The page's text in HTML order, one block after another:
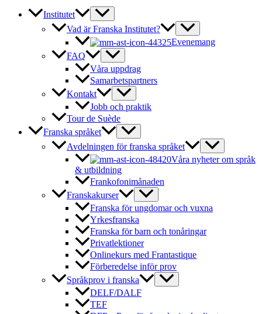
Institutet
Vad är Franska Institutet?
Evenemang
FAQ
Våra uppdrag
Samarbetspartners
Kontakt
Jobb och praktik
Tour de Suède
Franska språket
Avdelningen för franska språket
Våra nyheter om språk
& utbildning
Frankofonimånaden
Franskakurser
Franska för ungdomar och vuxna
Yrkesfranska
Franska för barn och tonåringar
Privatlektioner
Onlinekurs med Frantastique
Förberedelse inför prov
Språkprov i franska
DELF/DALF
TEF